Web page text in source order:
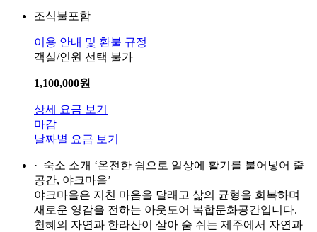
조식불포함
이용 안내 및 환불 규정
객실/인원 선택 불가
1,100,000원
상세 요금 보기
마감
날짜별 요금 보기
· 숙소 소개 ‘온전한 쉼으로 일상에 활기를 불어넣어 줄
공간, 야크마을’
야크마을은 지친 마음을 달래고 삶의 균형을 회복하며
새로운 영감을 전하는 아웃도어 복합문화공간입니다.
천혜의 자연과 한라산이 살아 숨 쉬는 제주에서 자연과